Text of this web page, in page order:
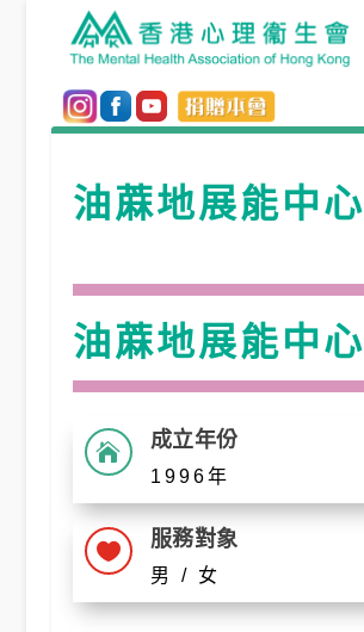
油蔴地展能中心
油蔴地展能中心
 成立年份
1996年
 服務對象
男 / 女